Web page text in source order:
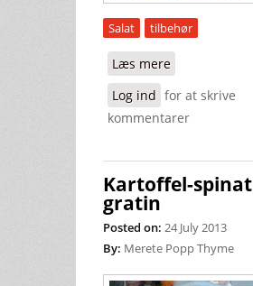
Salat tilbehør
Læs mere
Log ind for at skrive
kommentarer
Kartoffel-spinat
gratin
Posted on: 24 July 2013
By: Merete Popp Thyme